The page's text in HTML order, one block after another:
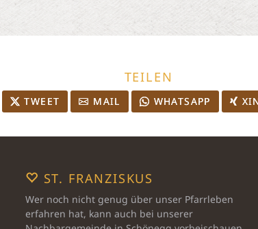
TEILEN
TWEET MAIL WHATSAPP
ST. FRANZISKUS
Wer noch nicht genug über unser Pfarrleben
erfahren hat, kann auch bei unserer